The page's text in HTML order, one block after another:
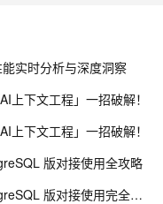
实时分析与深度洞察
上下文工程」一招破解！
上下文工程」一招破解！
版对接使用全攻略
阿里云云原生数据仓库 AnalyticDB PostgreSQL 版对接使用完全指南